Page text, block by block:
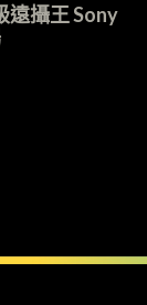
攝王 Sony